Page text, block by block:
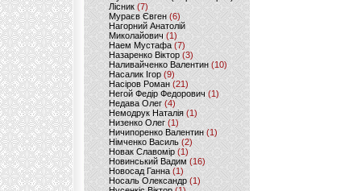
Лісник (7)
Мураєв Євген(6)
Нагорний Анатолій
Миколайович (1)
Наем Мустафа (7)
Назаренко Віктор (3)
Наливайченко Валентин (10)
Насалик Ігор(9)
Насіров Роман (21)
Негой Федір Федорович(1)
Недава Олег(4)
Немодрук Наталія(1)
Низенко Олег (1)
Ничипоренко Валентин (1)
Німченко Василь (2)
Новак Славомір (1)
Новинський Вадим (16)
Новосад Ганна (1)
Носаль Олександр (1)